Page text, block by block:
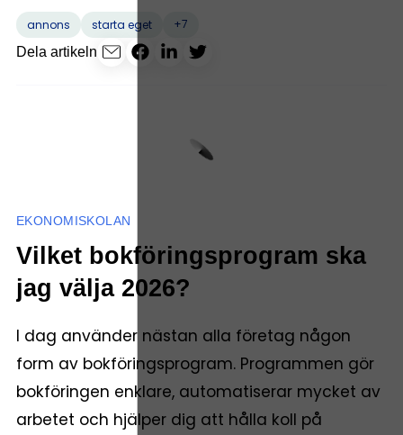
annons starta eget
+7
Dela artikeln
EKONOMISKOLAN
Vilket bokföringsprogram ska
jag välja 2026?
I dag använder nästan alla företag någon
form av bokföringsprogram. Programmen gör
bokföringen enklare, automatiserar mycket av
arbetet och hjälper dig att hålla koll på